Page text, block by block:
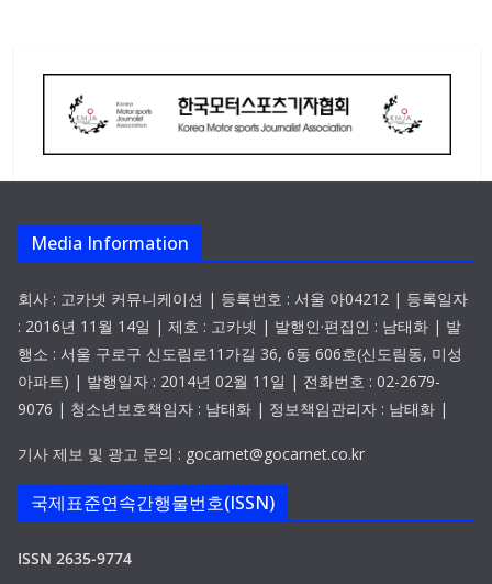
Media Information
회사 : 고카넷 커뮤니케이션 | 등록번호 : 서울 아04212 | 등록일자
: 2016년 11월 14일 | 제호 : 고카넷 | 발행인·편집인 : 남태화 | 발
행소 : 서울 구로구 신도림로11가길 36, 6동 606호(신도림동, 미성
아파트) | 발행일자 : 2014년 02월 11일 | 전화번호 : 02-2679-
9076 | 청소년보호책임자 : 남태화 | 정보책임관리자 : 남태화 |
기사 제보 및 광고 문의 : gocarnet@gocarnet.co.kr
국제표준연속간행물번호(ISSN)
ISSN 2635-9774